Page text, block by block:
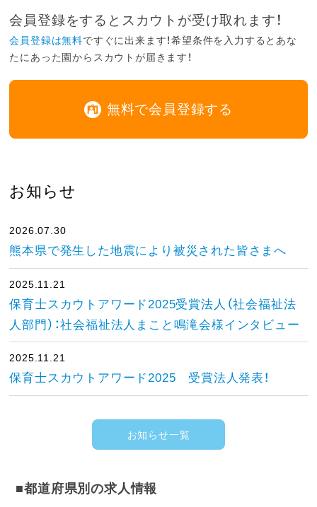
会員登録をするとスカウトが受け取れます！
会員登録は無料ですぐに出来ます！希望条件を入力するとあな
たにあった園からスカウトが届きます！
無料で会員登録する
お知らせ
2026.07.30
熊本県で発生した地震により被災された皆さまへ
2025.11.21
保育士スカウトアワード2025受賞法人（社会福祉法
人部門）：社会福祉法人まこと鳴滝会様インタビュー
2025.11.21
保育士スカウトアワード2025 受賞法人発表！
お知らせ一覧
■都道府県別の求人情報